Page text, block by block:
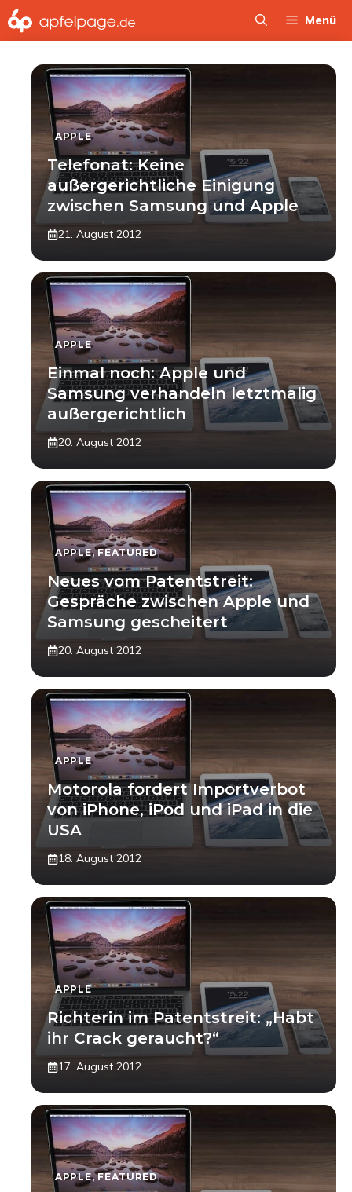
Zum
Inhalt
Menü
APPLE
Telefonat: Keine
außergerichtliche Einigung
zwischen Samsung und Apple
21. August 2012
APPLE
Einmal noch: Apple und
Samsung verhandeln letztmalig
außergerichtlich
20. August 2012
APPLE,FEATURED
Neues vom Patentstreit:
Gespräche zwischen Apple und
Samsung gescheitert
20. August 2012
APPLE
Motorola fordert Importverbot
von iPhone, iPod und iPad in die
USA
18. August 2012
APPLE
Richterin im Patentstreit: „Habt
ihr Crack geraucht?“
17. August 2012
APPLE,FEATURED